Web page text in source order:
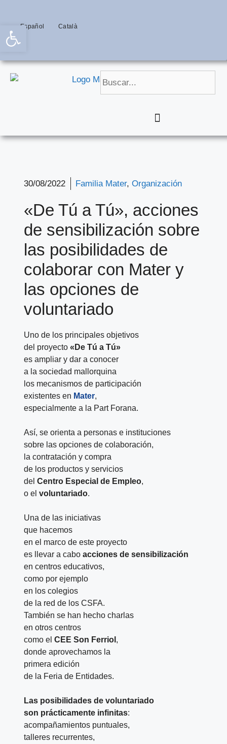
Español Català
30/08/2022 Familia Mater, Organización
«De Tú a Tú», acciones
de sensibilización sobre
las posibilidades de
colaborar con Mater y
las opciones de
voluntariado
Uno de los principales objetivos
del proyecto «De Tú a Tú»
es ampliar y dar a conocer
a la sociedad mallorquina
los mecanismos de participación
existentes en Mater,
especialmente a la Part Forana.
Así, se orienta a personas e instituciones
sobre las opciones de colaboración,
la contratación y compra
de los productos y servicios
del Centro Especial de Empleo,
o el voluntariado.
Una de las iniciativas
que hacemos
en el marco de este proyecto
es llevar a cabo acciones de sensibilización
en centros educativos,
como por ejemplo
en los colegios
de la red de los CSFA.
También se han hecho charlas
en otros centros
como el CEE Son Ferriol ,
donde aprovechamos la
primera edición
de la Feria de Entidades.
Las posibilidades de voluntariado
son prácticamente infinitas:
acompañamientos puntuales,
talleres recurrentes,
Abrir barra de herramientas